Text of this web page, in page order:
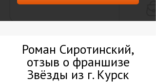
Роман Сиротинский,
отзыв о франшизе
Звёзды из г. Курск